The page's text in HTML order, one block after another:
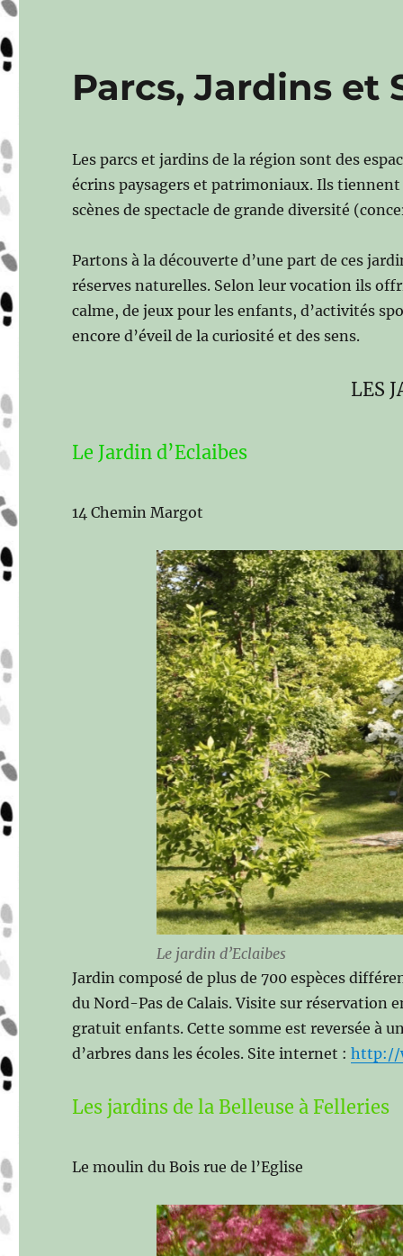
Parcs, Jardins et
Les parcs et jardins de la région sont des
écrins paysagers et patrimoniaux. Ils
scènes de spectacle de grande diversité
Partons à la découverte d’une part de ces
réserves naturelles. Selon leur vocation ils
calme, de jeux pour les enfants, d’activités
encore d’éveil de la curiosité et des sens.
LES
Le Jardin d’Eclaibes
14 Chemin Margot
Le jardin d’Eclaibes
Jardin composé de plus de 700 espèces
du Nord-Pas de Calais. Visite sur réservation
gratuit enfants. Cette somme est reversée à
d’arbres dans les écoles. Site internet :http://
Les jardins de la Belleuse à Felleries
Le moulin du Bois rue de l’Eglise